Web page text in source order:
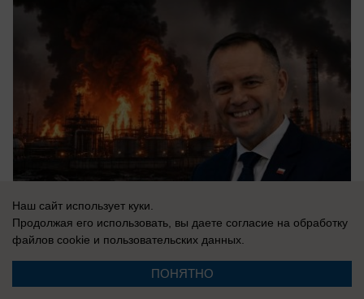
07.08.2026
Наш сайт использует куки.
Продолжая его использовать, вы даете согласие на обработку
файлов cookie и пользовательских данных.
ПОНЯТНО